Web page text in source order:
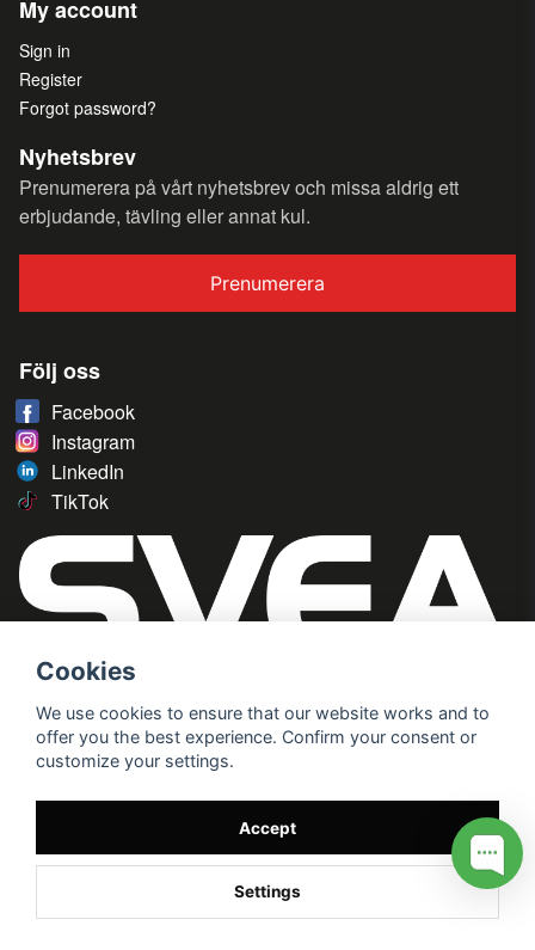
My account
Sign in
Register
Forgot password?
Nyhetsbrev
Prenumerera på vårt nyhetsbrev och missa aldrig ett
erbjudande, tävling eller annat kul.
Prenumerera
Följ oss
Facebook
Instagram
LinkedIn
TikTok
Cookies
We use cookies to ensure that our website works and to
offer you the best experience. Confirm your consent or
customize your settings.
Accept
Settings